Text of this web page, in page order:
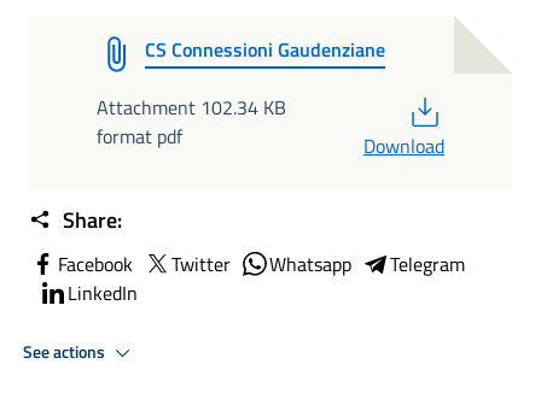
CS Connessioni Gaudenziane
Attachment 102.34 KB
format pdf
Download
Share:
Facebook Twitter Whatsapp
Telegram
LinkedIn
See actions